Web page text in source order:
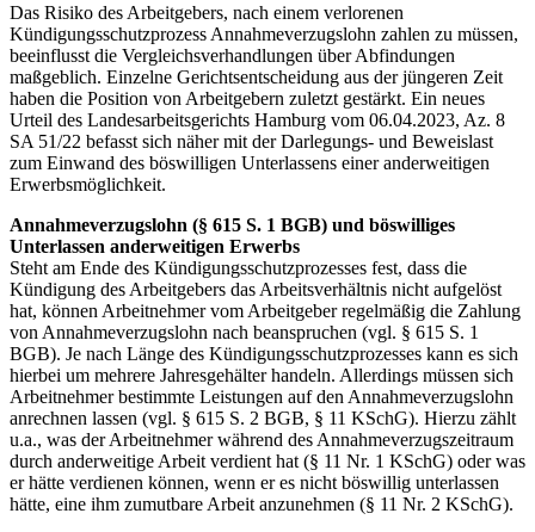
Das Risiko des Arbeitgebers, nach einem verlorenen
Kündigungsschutzprozess Annahmeverzugslohn zahlen zu müssen,
beeinflusst die Vergleichsverhandlungen über Abfindungen
maßgeblich. Einzelne Gerichtsentscheidung aus der jüngeren Zeit
haben die Position von Arbeitgebern zuletzt gestärkt. Ein neues
Urteil des Landesarbeitsgerichts Hamburg vom 06.04.2023, Az. 8
SA 51/22 befasst sich näher mit der Darlegungs- und Beweislast
zum Einwand des böswilligen Unterlassens einer anderweitigen
Erwerbsmöglichkeit.
Annahmeverzugslohn (§ 615 S. 1 BGB) und böswilliges
Unterlassen anderweitigen Erwerbs
Steht am Ende des Kündigungsschutzprozesses fest, dass die
Kündigung des Arbeitgebers das Arbeitsverhältnis nicht aufgelöst
hat, können Arbeitnehmer vom Arbeitgeber regelmäßig die Zahlung
von Annahmeverzugslohn nach beanspruchen (vgl. § 615 S. 1
BGB). Je nach Länge des Kündigungsschutzprozesses kann es sich
hierbei um mehrere Jahresgehälter handeln. Allerdings müssen sich
Arbeitnehmer bestimmte Leistungen auf den Annahmeverzugslohn
anrechnen lassen (vgl. § 615 S. 2 BGB, § 11 KSchG). Hierzu zählt
u.a., was der Arbeitnehmer während des Annahmeverzugszeitraum
durch anderweitige Arbeit verdient hat (§ 11 Nr. 1 KSchG) oder was
er hätte verdienen können, wenn er es nicht böswillig unterlassen
hätte, eine ihm zumutbare Arbeit anzunehmen (§ 11 Nr. 2 KSchG).